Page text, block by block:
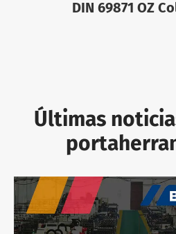
DIN 69871 OZ
Últimas